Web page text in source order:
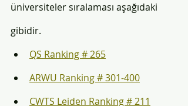
üniversiteler sıralaması aşağıdaki
gibidir.
QS Ranking # 265
ARWU Ranking # 301-400
CWTS Leiden Ranking # 211